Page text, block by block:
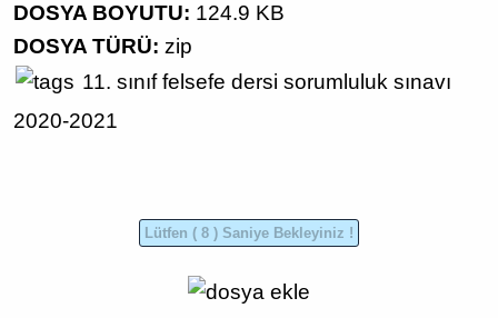
DOSYA BOYUTU: 124.9 KB
DOSYA TÜRÜ: zip
11. sınıf felsefe dersi sorumluluk sınavı
2020-2021